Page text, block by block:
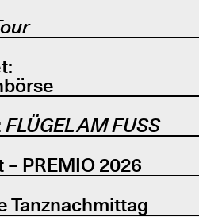
FLÜGEL AM FUSS
PREMIO 2026
Tanznachmittag